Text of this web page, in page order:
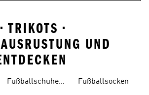
TRIKOTS •
UND
Fußballschuhe
Fußballsocken